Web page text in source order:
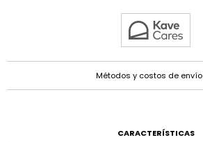
Métodos y costos de envío
CARACTERÍSTICAS